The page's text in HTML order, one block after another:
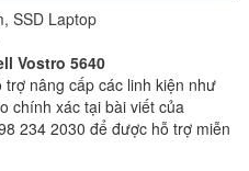
Vostro 5640
nâng cấp các linh kiện như
chính xác tại bài viết của
234 2030 để được hỗ trợ miễn